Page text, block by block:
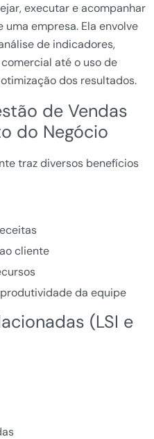
executar e acompanhar
empresa. Ela envolve
de indicadores,
até o uso de
dos resultados.
de Vendas
do Negócio
traz diversos benefícios
cliente
da equipe
(LSI e